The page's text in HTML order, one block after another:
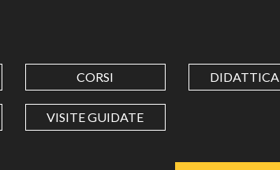
degrees.
dot
(.)
CORSI DIDATTICA
VISITE GUIDATE